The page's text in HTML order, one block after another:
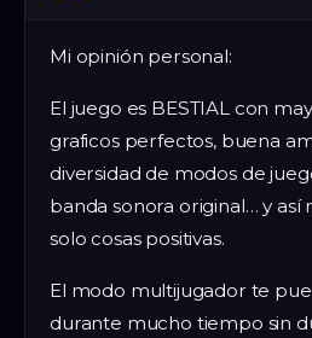
Mi opinión personal:
El juego es BESTIAL con
graficos perfectos, buena
diversidad de modos de
banda sonora original… y así
solo cosas positivas.
El modo multijugador te
durante mucho tiempo sin